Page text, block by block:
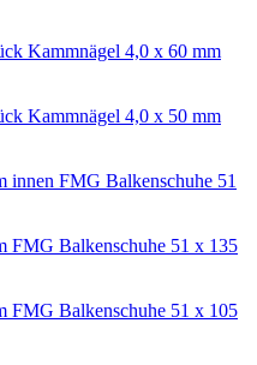
Kammnägel 4,0 x 60 mm
Kammnägel 4,0 x 50 mm
FMG Balkenschuhe 51
FMG Balkenschuhe 51 x 135
FMG Balkenschuhe 51 x 105